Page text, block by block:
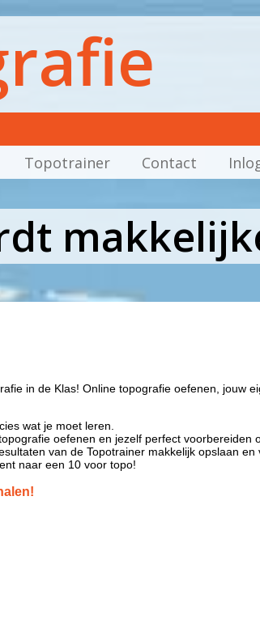
Topotrainer Contact
in de Klas! Online topografie oefenen, jouw
wat je moet leren.
oefenen en jezelf perfect voorbereiden
van de Topotrainer makkelijk opslaan en
naar een 10 voor topo!